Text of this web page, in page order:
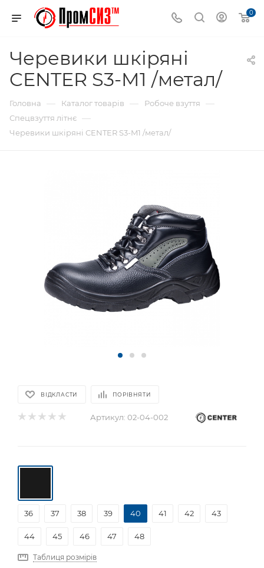
0
Черевики шкіряні
CENTER S3-M1 /метал/
Головна — Каталог товарів — Робоче взуття —
Спецвзуття літнє —
Черевики шкіряні CENTER S3-M1 /метал/
ВІДКЛАСТИ ПОРІВНЯТИ
Артикул: 02-04-002
36 37 38 39 40 41 42 43
44 45 46 47 48
Таблиця розмірів